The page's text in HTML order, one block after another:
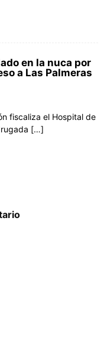
en la nuca por
a Las Palmeras
fiscaliza el Hospital de
[…]